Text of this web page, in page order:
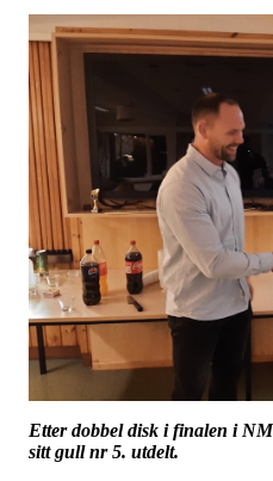
Etter dobbel disk i finalen i
sitt gull nr 5. utdelt.